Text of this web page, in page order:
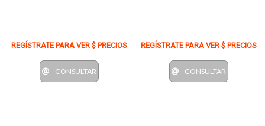
REGÍSTRATE PARA VER $ PRECIOS
CONSULTAR
REGÍSTRATE PARA VER $ PRECIOS
CONSULTAR